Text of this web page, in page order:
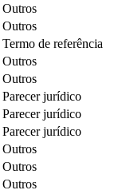
Outros
Outros
Termo de referência
Outros
Outros
Parecer jurídico
Parecer jurídico
Parecer jurídico
Outros
Outros
Outros